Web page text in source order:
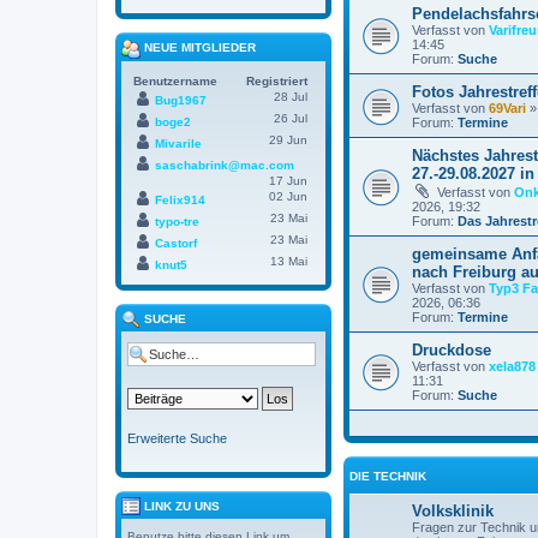
Verfasst von
14:45
Forum: Suche
Fotos
Verfasst von 69Vari
Forum: Termine
Nächstes
27.-29.08.2027
Verfasst von
2026, 19:32
Forum: Das
gemeinsame
nach Freiburg
Verfasst von Typ3
2026, 06:36
Forum: Termine
Druckdose
Verfasst von xela878
11:31
Forum: Suche
DIE TECHNIK
Volksklinik
Fragen zur Technik
NEUE MITGLIEDER
Benutzername
Registriert
Bug1967
28 Jul
boge2
26 Jul
Mivarile
29 Jun
saschabrink@mac.com
17 Jun
Felix914
02 Jun
typo-tre
23 Mai
Castorf
23 Mai
knut5
13 Mai
SUCHE
Erweiterte Suche
LINK ZU UNS